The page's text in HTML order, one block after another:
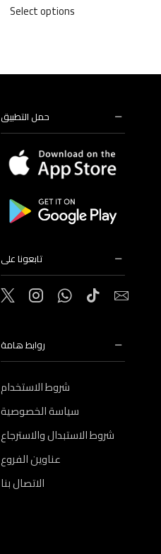
Select options
حمل التطبيق
تابعونا على
روابط هامة
شروط الاستخدام
سياسة الخصوصية
شروط الاستبدال والاسترجاع
عناوين الفروع
الاتصال بنا